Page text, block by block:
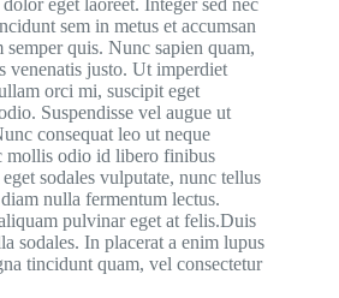
eget laoreet. Integer sed nec
sem in metus et accumsan
quis. Nunc sapien quam,
venenatis justo. Ut imperdiet
orci mi, suscipit eget
Suspendisse vel augue ut
consequat leo ut neque
mollis odio id libero finibus
sodales vulputate, nunc tellus
nulla fermentum lectus.
pulvinar eget at felis.Duis
sodales. In placerat a enim lupus
tincidunt quam, vel consectetur